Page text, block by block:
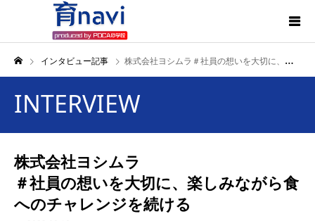
インタビュー記事 株式会社ヨシムラ＃社員の想いを大切に、楽しみながら食へのチャレンジを続ける
INTERVIEW
株式会社ヨシムラ
＃社員の想いを大切に、楽しみながら食
へのチャレンジを続ける